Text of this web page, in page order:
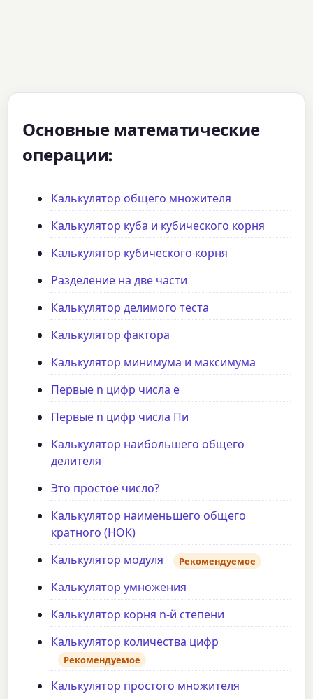
Основные математические
операции:
Калькулятор общего множителя
Калькулятор куба и кубического корня
Калькулятор кубического корня
Разделение на две части
Калькулятор делимого теста
Калькулятор фактора
Калькулятор минимума и максимума
Первые n цифр числа e
Первые n цифр числа Пи
Калькулятор наибольшего общего
делителя
Это простое число?
Калькулятор наименьшего общего
кратного (НОК)
Калькулятор модуля
Рекомендуемое
Калькулятор умножения
Калькулятор корня n-й степени
Калькулятор количества цифр
Рекомендуемое
Калькулятор простого множителя